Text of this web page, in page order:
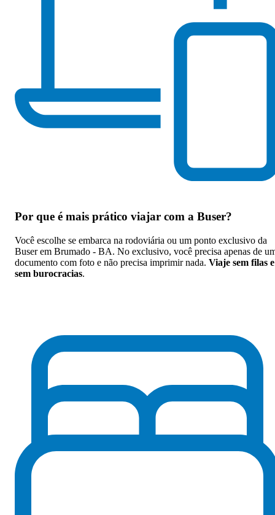
Por que é mais prático viajar com a Buser?
Você escolhe se embarca na rodoviária ou um ponto exclusivo da
Buser em Brumado - BA. No exclusivo, você precisa apenas de
documento com foto e não precisa imprimir nada. Viaje sem filas e
sem burocracias.